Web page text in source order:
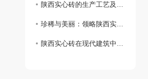
陕西实心砖的生产工艺及特点解析
珍稀与美丽：领略陕西实心砖的独特魅力
陕西实心砖在现代建筑中的再次崛起